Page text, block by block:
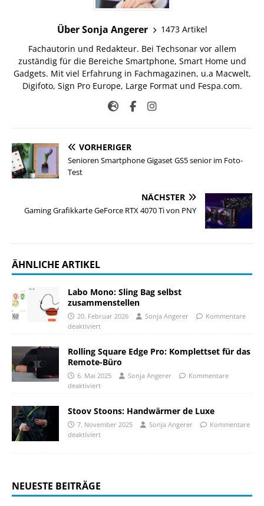
Über Sonja Angerer
1473 Artikel
Fachautorin und Redakteur. Bei Techsonar vor allem
zuständig für die Bereiche Smartphone, Smart Home und
Gadgets. Mit viel Erfahrung in Fachmagazinen, u.a Macwelt,
Digifoto, Sign Pro Europe, Large Format und Fespa.com.
VORHERIGER
Senioren Smartphone Gigaset GS5 senior im Foto-
Test
NÄCHSTER
Gaming Grafikkarte GeForce RTX 4070 Ti von PNY
ÄHNLICHE ARTIKEL
Labo Mono: Sling Bag selbst
zusammenstellen
20. Februar 2026 Sonja Angerer
Kommentare
deaktiviert
Rolling Square Edge Pro: Komplettset für das
Remote-Büro
6. Mai 2025 Sonja Angerer
Kommentare
deaktiviert
Stoov Stoons: Handwärmer de Luxe
7. November 2025 Sonja Angerer
Kommentare
deaktiviert
NEUESTE BEITRÄGE